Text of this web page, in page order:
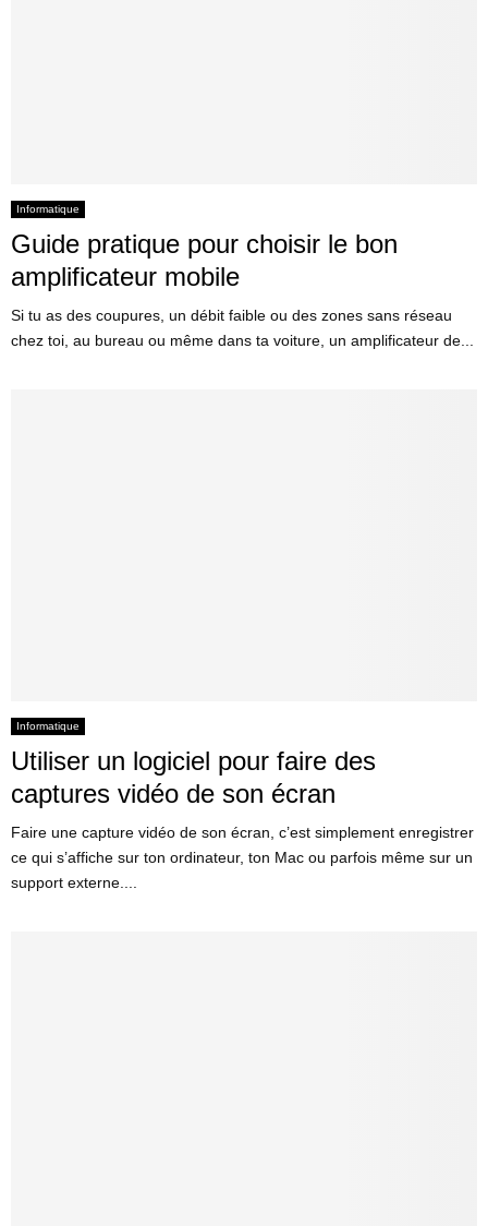
Informatique
Guide pratique pour choisir le bon
amplificateur mobile
Si tu as des coupures, un débit faible ou des zones sans réseau
chez toi, au bureau ou même dans ta voiture, un amplificateur de...
Informatique
Utiliser un logiciel pour faire des
captures vidéo de son écran
Faire une capture vidéo de son écran, c’est simplement enregistrer
ce qui s’affiche sur ton ordinateur, ton Mac ou parfois même sur un
support externe....